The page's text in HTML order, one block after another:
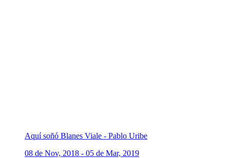
Aquí soñó Blanes Viale - Pablo Uribe
08 de Nov, 2018 - 05 de Mar, 2019